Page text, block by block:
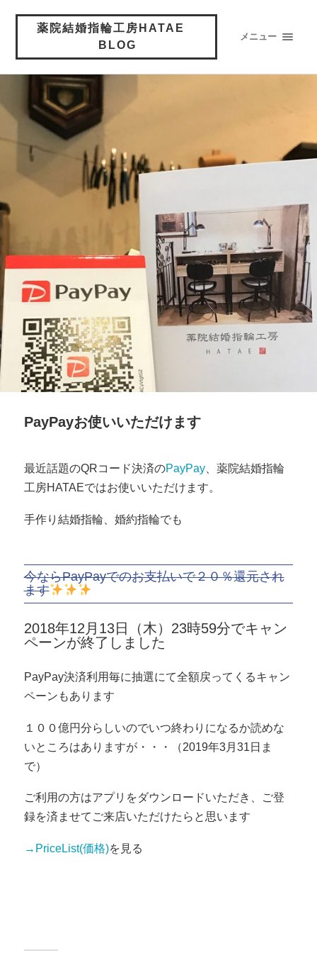
薬院結婚指輪工房HATAE
BLOG
メニュー
PayPayお使いいただけます
最近話題のQRコード決済のPayPay、薬院結婚指輪
工房HATAEではお使いいただけます。
手作り結婚指輪、婚約指輪でも
今ならPayPayでのお支払いで２０％還元され
ます
2018年12月13日（木）23時59分でキャン
ペーンが終了しました
PayPay決済利用毎に抽選にて全額戻ってくるキャン
ペーンもあります
１００億円分らしいのでいつ終わりになるか読めな
いところはありますが・・・（2019年3月31日ま
で）
ご利用の方はアプリをダウンロードいただき、ご登
録を済ませてご来店いただけたらと思います
→PriceList(価格)を見る